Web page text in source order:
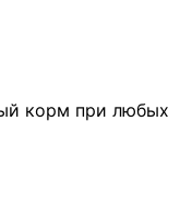
корм при любых